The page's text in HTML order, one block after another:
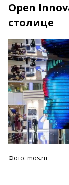
Open
столице
Фото: mos.ru